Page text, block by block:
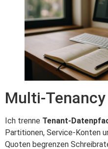
Ich trenne
Partitionen, Service‑Konten
Quoten begrenzen